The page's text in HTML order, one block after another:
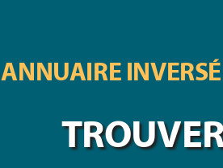
ANNUAIRE